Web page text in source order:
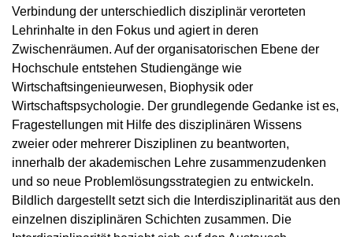
Verbindung der unterschiedlich disziplinär verorteten
Lehrinhalte in den Fokus und agiert in deren
Zwischenräumen. Auf der organisatorischen Ebene der
Hochschule entstehen Studiengänge wie
Wirtschaftsingenieurwesen, Biophysik oder
Wirtschaftspsychologie. Der grundlegende Gedanke ist es,
Fragestellungen mit Hilfe des disziplinären Wissens
zweier oder mehrerer Disziplinen zu beantworten,
innerhalb der akademischen Lehre zusammenzudenken
und so neue Problemlösungsstrategien zu entwickeln.
Bildlich dargestellt setzt sich die Interdisziplinarität aus den
einzelnen disziplinären Schichten zusammen. Die